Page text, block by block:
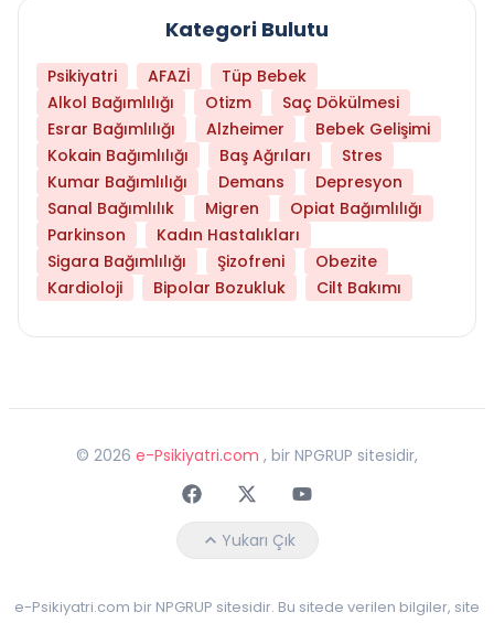
Kategori Bulutu
Psikiyatri AFAZİ
Tüp Bebek
Alkol Bağımlılığı
Otizm
Saç Dökülmesi
Esrar Bağımlılığı
Alzheimer
Bebek Gelişimi
Kokain Bağımlılığı
Baş Ağrıları
Stres
Kumar Bağımlılığı
Demans
Depresyon
Sanal Bağımlılık
Migren
Opiat Bağımlılığı
Parkinson
Kadın Hastalıkları
Sigara Bağımlılığı
Şizofreni
Obezite
Kardioloji
Bipolar Bozukluk Cilt Bakımı
© 2026 e-Psikiyatri.com , bir NPGRUP sitesidir,
FaceebokTwitterYoutube
Yukarı Çık
e-Psikiyatri.com bir NPGRUP sitesidir. Bu sitede verilen bilgiler, site